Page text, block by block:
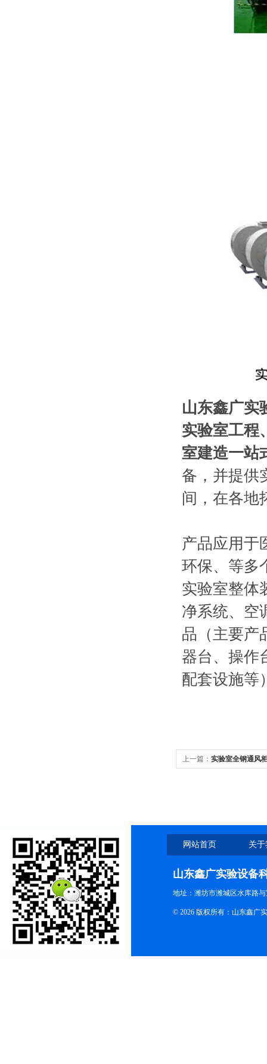
山东鑫广实
实验室工程
室建造一站
备，并提供
间，在各地
产品应用于
环保、等多
实验室整体
净系统、空
品（主要产
器台、操作
配套设施等
上一篇： 实验室全钢通风
网站首页 关
山东鑫广实验设备
地址：潍坊市潍城区水库路
© 2026 版权所有：山东鑫广